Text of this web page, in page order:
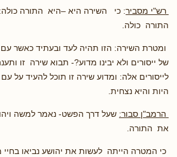
רש"י מסביר: כי השירה היא –היא התורה
התורה כולה.
ומטרת השירה: הזו תהיה לעד ובעתיד כאשר עם
של ייסורים ולא יבינו מדוע?- תבוא שירה זו
לייסורים אלה: ומדוע שירה זו תוכל להעיד על
היות והיא נצחית.
הרמב"ן סבור: שעל דרך הפשט- נאמר למשה
את התורה.
כי המטרה הייתה לעשות את יהושע נביאו בחיי